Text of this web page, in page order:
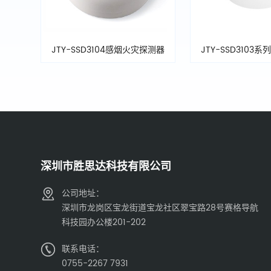
JTY-SSD3104感烟火灾探测器 JTY-SSD3103系
深圳市胜思达科技有限公司
公司地址：
深圳市龙岗区宝龙街道宝龙社区翠宝路28号赛格导航
科技园办公楼201-202
联系电话：
0755-2267 7931